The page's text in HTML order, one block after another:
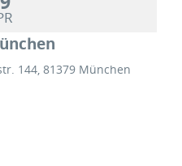
144, 81379 München